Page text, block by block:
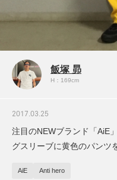
飯塚 昴
H：169cm
2017.03.25
注目のNEWブランド「AiE
グスリーブに黄色のパンツ
AiE Anti hero